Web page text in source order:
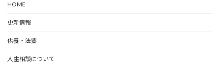
HOME
更新情報
供養・法要
人生相談について